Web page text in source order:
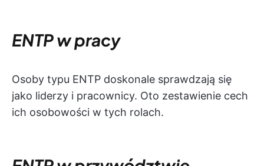
ENTP w pracy
Osoby typu ENTP doskonale sprawdzają się
jako liderzy i pracownicy. Oto zestawienie cech
ich osobowości w tych rolach.